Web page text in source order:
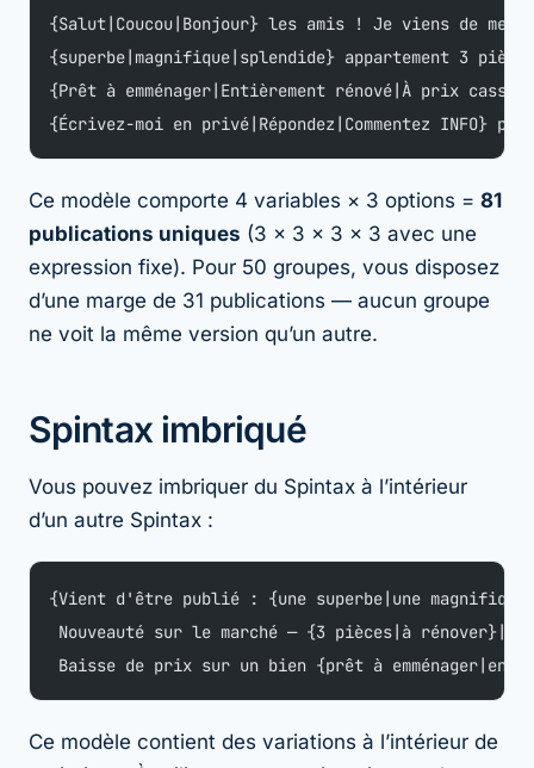
{Salut|Coucou|Bonjour} les amis ! Je viens de
{superbe|magnifique|splendide} appartement 3
{Prêt à emménager|Entièrement rénové|À prix cassé}.
{Écrivez-moi en privé|Répondez|Commentez INFO}
Ce modèle comporte 4 variables × 3 options = 81
publications uniques (3 × 3 × 3 × 3 avec une
expression fixe). Pour 50 groupes, vous disposez
d’une marge de 31 publications — aucun groupe
ne voit la même version qu’un autre.
Spintax imbriqué
Vous pouvez imbriquer du Spintax à l’intérieur
d’un autre Spintax :
{Vient d'être publié : {une superbe|une
Nouveauté sur le marché — {3 pièces|à rénover}|
Baisse de prix sur un bien {prêt à
Ce modèle contient des variations à l’intérieur de